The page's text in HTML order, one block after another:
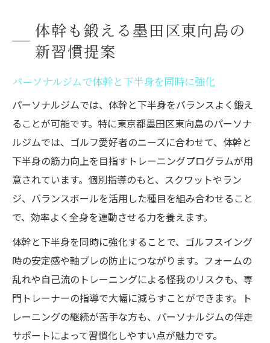
体幹も鍛える墨田区東向島の
新習慣提案
パーソナルジムで体幹と下半身を同時に強化
パーソナルジムでは、体幹と下半身をバランスよく鍛え
ることが可能です。特に東京都墨田区東向島のパーソナ
ルジムでは、ゴルフ愛好者のニーズに合わせて、体幹と
下半身の筋力向上を目指すトレーニングプログラムが用
意されています。個別指導のもと、スクワットやラン
ジ、バランスボールを活用した種目を組み合わせること
で、効率よく全身を連動させる力を養えます。
体幹と下半身を同時に強化することで、ゴルフスイング
時の安定感や軸ブレの防止につながります。フォームの
乱れや自己流のトレーニングによる怪我のリスクも、専
門トレーナーの指導で大幅に減らすことができます。ト
レーニングの継続が苦手な方も、パーソナルジムの伴走
サポートによって習慣化しやすい点が魅力です。